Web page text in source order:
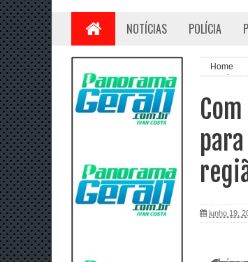
NOTÍCIAS POLÍCIA
Home
para viver
junho 19,